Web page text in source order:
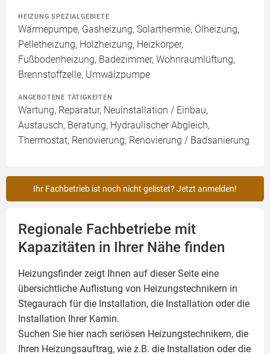
HEIZUNG SPEZIALGEBIETE
Wärmepumpe, Gasheizung, Solarthermie, Ölheizung,
Pelletheizung, Holzheizung, Heizkörper,
Fußbodenheizung, Badezimmer, Wohnraumlüftung,
Brennstoffzelle, Umwälzpumpe
ANGEBOTENE TÄTIGKEITEN
Wartung, Reparatur, Neuinstallation / Einbau,
Austausch, Beratung, Hydraulischer Abgleich,
Thermostat, Renovierung, Renovierung / Badsanierung
Ihr Fachbetrieb ist noch nicht gelistet? Jetzt anmelden!
Regionale Fachbetriebe mit
Kapazitäten in Ihrer Nähe finden
Heizungsfinder zeigt Ihnen auf dieser Seite eine
übersichtliche Auflistung von Heizungstechnikern in
Stegaurach für die Installation, die Installation oder die
Installation Ihrer Kamin.
Suchen Sie hier nach seriösen Heizungstechnikern, die
Ihren Heizungsauftrag, wie z.B. die Installation oder die